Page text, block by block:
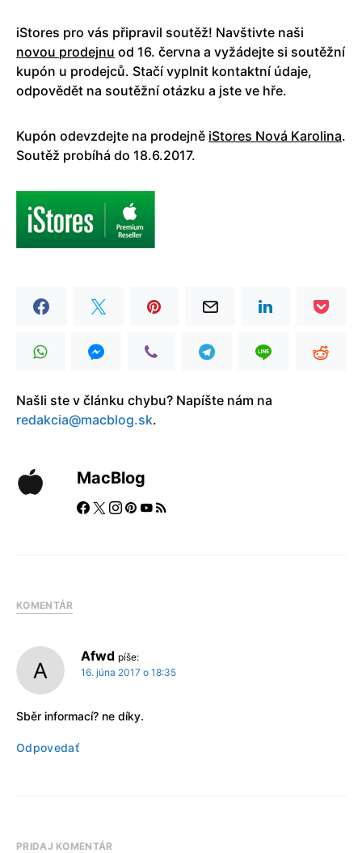
iStores pro vás připravil soutěž! Navštivte naši
novou prodejnu od 16. června a vyžádejte si soutěžní
kupón u prodejců. Stačí vyplnit kontaktní údaje,
odpovědět na soutěžní otázku a jste ve hře.
Kupón odevzdejte na prodejně iStores Nová Karolina.
Soutěž probíhá do 18.6.2017.
Našli ste v článku chybu? Napíšte nám na
redakcia@macblog.sk.
MacBlog
KOMENTÁR
Afwd píše:
16. júna 2017 o 18:35
Sběr informací? ne díky.
Odpovedať
PRIDAJ KOMENTÁR